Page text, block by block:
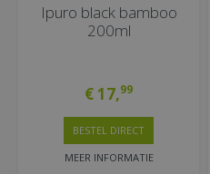
Ipuro black bamboo
200ml
€17,99
MEER INFORMATIE
BESTEL DIRECT